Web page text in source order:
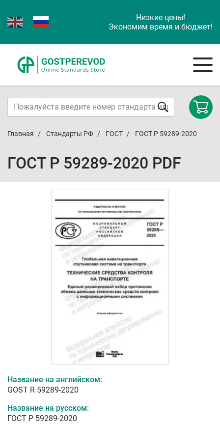
Низкие цены!
Экономим время и бюджет!
Главная Стандарты РФ ГОСТ ГОСТ Р 59289-2020
ГОСТ Р 59289-2020 PDF
Название на английском:
GOST R 59289-2020
Название на русском:
ГОСТ Р 59289-2020